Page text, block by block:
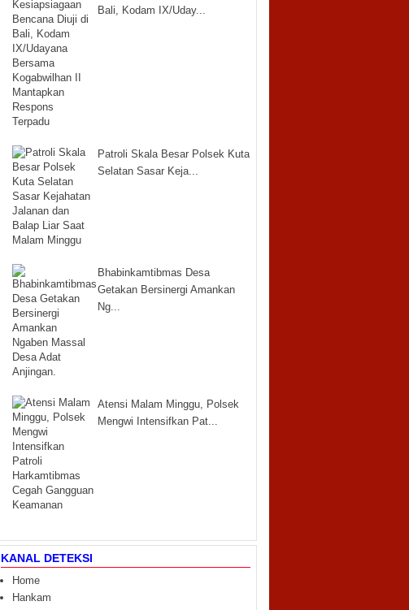
Bali, Kodam IX/Uday...
Patroli Skala Besar Polsek Kuta
Selatan Sasar Keja...
Bhabinkamtibmas Desa
Getakan Bersinergi Amankan
Ng...
Atensi Malam Minggu, Polsek
Mengwi Intensifkan Pat...
KANAL DETEKSI
Home
Hankam